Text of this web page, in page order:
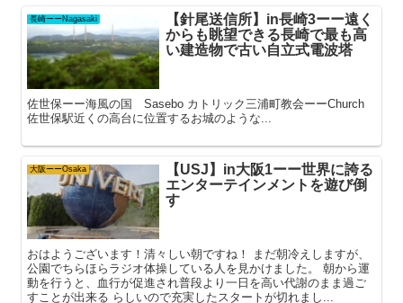
長崎ーーNagasaki
【針尾送信所】in長崎3ーー遠く
からも眺望できる長崎で最も高
い建造物で古い自立式電波塔
佐世保ーー海風の国 Sasebo カトリック三浦町教会ーーChurch
佐世保駅近くの高台に位置するお城のような...
大阪ーーOsaka
【USJ】in大阪1ーー世界に誇る
エンターテインメントを遊び倒
す
おはようございます！清々しい朝ですね！ まだ朝冷えしますが、
公園でちらほらラジオ体操している人を見かけました。 朝から運
動を行うと、血行が促進され普段より一日を高い代謝のまま過ご
すことが出来る らしいので充実したスタートが切れまし...